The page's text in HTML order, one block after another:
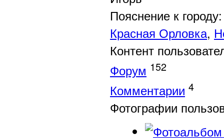
Пояснение к городу:
Красная Орловка,
Контент
Форум 152
Комментарии 4
Фотографии